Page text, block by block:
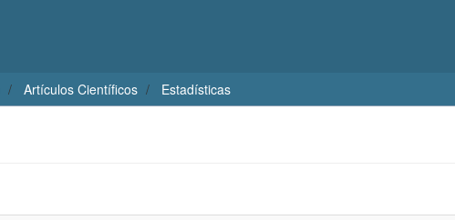
Artículos Científicos Estadísticas